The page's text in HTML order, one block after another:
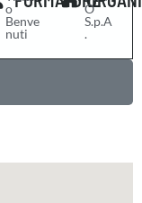
o
Benve
nuti
O
S.p.A
.